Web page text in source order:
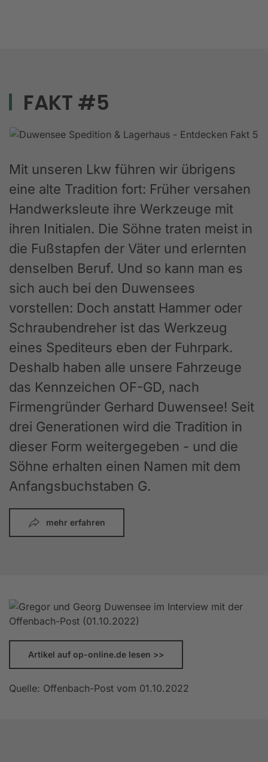
FAKT #5
Mit unseren Lkw führen wir übrigens
eine alte Tradition fort: Früher versahen
Handwerksleute ihre Werkzeuge mit
ihren Initialen. Die Söhne traten meist in
die Fußstapfen der Väter und erlernten
denselben Beruf. Und so kann man es
sich auch bei den Duwensees
vorstellen: Doch anstatt Hammer oder
Schraubendreher ist das Werkzeug
eines Spediteurs eben der Fuhrpark.
Deshalb haben alle unsere Fahrzeuge
das Kennzeichen OF-GD, nach
Firmengründer Gerhard Duwensee! Seit
drei Generationen wird die Tradition in
dieser Form weitergegeben - und die
Söhne erhalten einen Namen mit dem
Anfangsbuchstaben G.
mehr erfahren
Artikel auf op-online.de lesen >>
Quelle: Offenbach-Post vom 01.10.2022